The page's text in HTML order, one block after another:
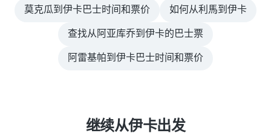
莫克瓜到伊卡巴士时间和票价 如何从利馬到伊卡
查找从阿亚库乔到伊卡的巴士票
阿雷基帕到伊卡巴士时间和票价
继续从伊卡出发